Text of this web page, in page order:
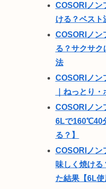
COSORIノン
ける？ベスト
COSORIノン
る？サクサク
法
COSORIノン
｜ねっとり
COSORIノン
6Lで160℃40
る？】
COSORIノン
味しく焼ける
た結果【6L使